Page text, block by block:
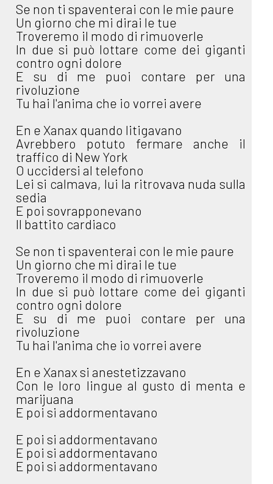
Se non ti spaventerai con le mie paure
Un giorno che mi dirai le tue
Troveremo il modo di rimuoverle
In due si può lottare come dei giganti
contro ogni dolore
E su di me puoi contare per una
rivoluzione
Tu hai l'anima che io vorrei avere
En e Xanax quando litigavano
Avrebbero potuto fermare anche il
traffico di New York
O uccidersi al telefono
Lei si calmava, lui la ritrovava nuda sulla
sedia
E poi sovrapponevano
Il battito cardiaco
Se non ti spaventerai con le mie paure
Un giorno che mi dirai le tue
Troveremo il modo di rimuoverle
In due si può lottare come dei giganti
contro ogni dolore
E su di me puoi contare per una
rivoluzione
Tu hai l'anima che io vorrei avere
En e Xanax si anestetizzavano
Con le loro lingue al gusto di menta e
marijuana
E poi si addormentavano
E poi si addormentavano
E poi si addormentavano
E poi si addormentavano